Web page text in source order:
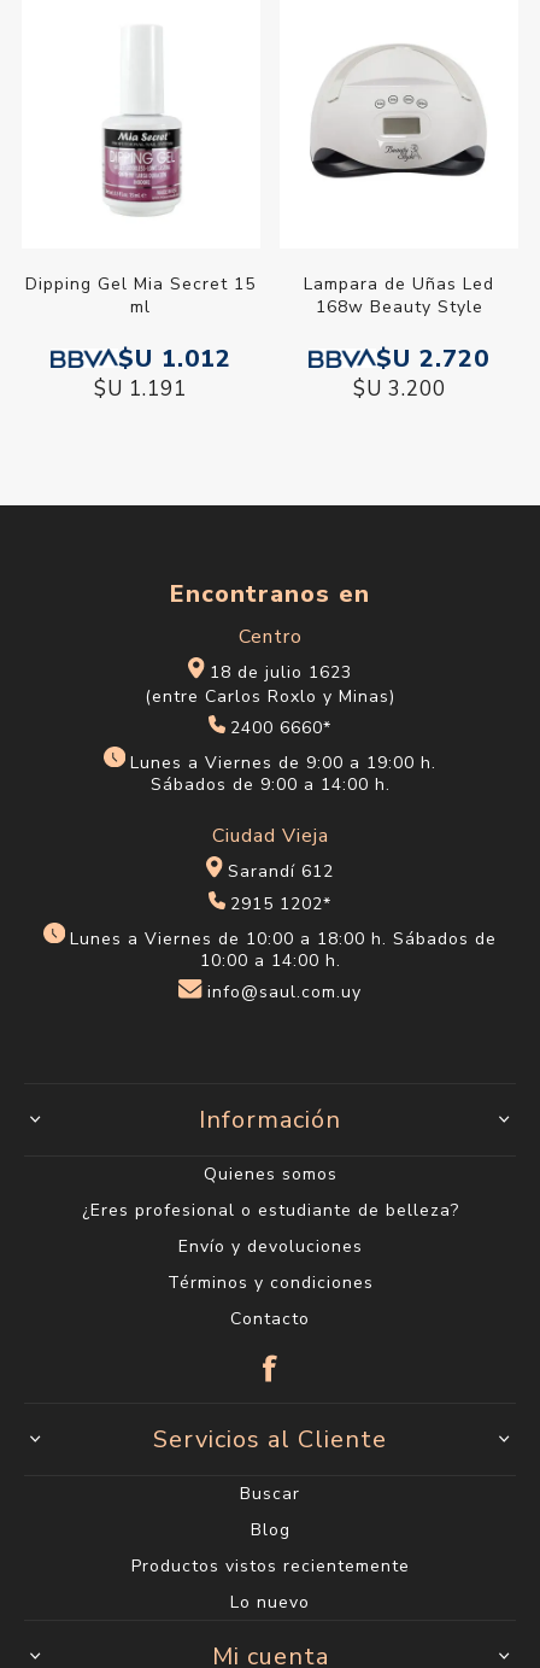
Dipping Gel Mia Secret 15
ml
$U 1.012
$U 1.191
Lampara de Uñas Led
168w Beauty Style
$U 2.720
$U 3.200
Encontranos en
Centro
18 de julio 1623
(entre Carlos Roxlo y Minas)
2400 6660*
Lunes a Viernes de 9:00 a 19:00 h.
Sábados de 9:00 a 14:00 h.
Ciudad Vieja
Sarandí 612
2915 1202*
Lunes a Viernes de 10:00 a 18:00 h. Sábados de
10:00 a 14:00 h.
info@saul.com.uy
Información
Quienes somos
¿Eres profesional o estudiante de belleza?
Envío y devoluciones
Términos y condiciones
Contacto
Servicios al Cliente
Buscar
Blog
Productos vistos recientemente
Lo nuevo
Mi cuenta